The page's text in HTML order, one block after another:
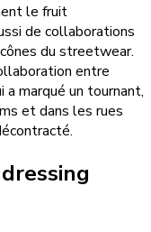
le fruit
de collaborations
du streetwear.
entre
a marqué un tournant,
et dans les rues